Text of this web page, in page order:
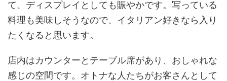
て、ディスプレイとしても賑やかです。写っている
料理も美味しそうなので、イタリアン好きなら入り
たくなると思います。
店内はカウンターとテーブル席があり、おしゃれな
感じの空間です。オトナな人たちがお客さんとして